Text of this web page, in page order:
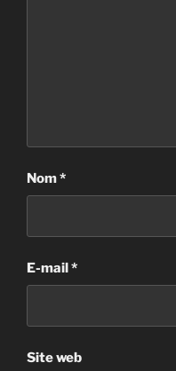
Nom*
E-mail*
Site web